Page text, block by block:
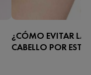
¿CÓMO EVITAR LA
CABELLO POR